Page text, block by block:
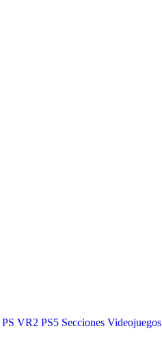
PS VR2 PS5 Secciones Videojuegos